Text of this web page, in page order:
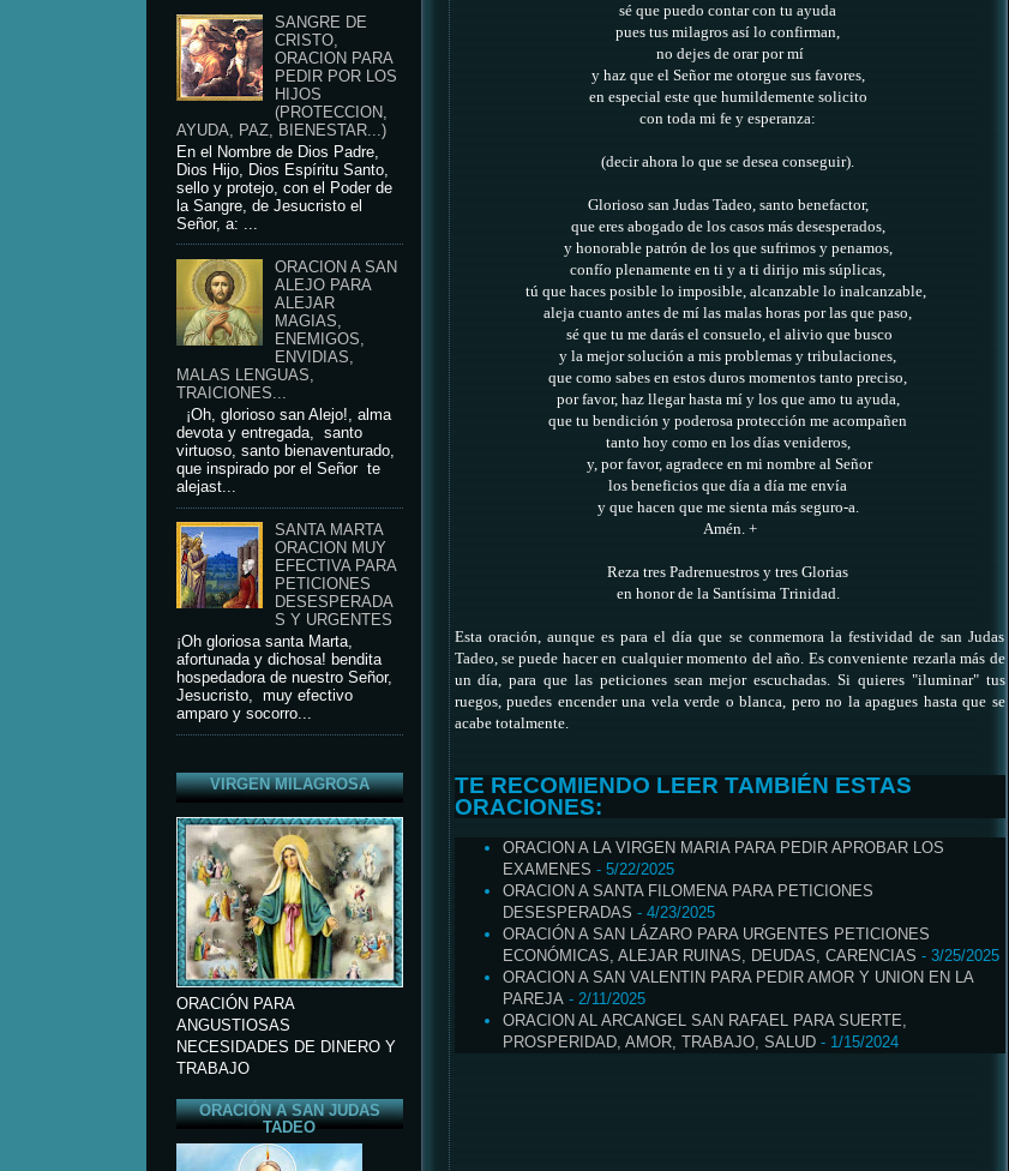
SANGRE DE
CRISTO,
ORACION PARA
PEDIR POR LOS
HIJOS
(PROTECCION,
AYUDA, PAZ, BIENESTAR...)
En el Nombre de Dios Padre,
Dios Hijo, Dios Espíritu Santo,
sello y protejo, con el Poder de
la Sangre, de Jesucristo el
Señor, a: ...
ORACION A SAN
ALEJO PARA
ALEJAR
MAGIAS,
ENEMIGOS,
ENVIDIAS,
MALAS LENGUAS,
TRAICIONES...
¡Oh, glorioso san Alejo!, alma
devota y entregada, santo
virtuoso, santo bienaventurado,
que inspirado por el Señor te
alejast...
SANTA MARTA
ORACION MUY
EFECTIVA PARA
PETICIONES
DESESPERADA
S Y URGENTES
¡Oh gloriosa santa Marta,
afortunada y dichosa! bendita
hospedadora de nuestro Señor,
Jesucristo, muy efectivo
amparo y socorro...
VIRGEN MILAGROSA
ORACIÓN PARA
ANGUSTIOSAS
NECESIDADES DE DINERO Y
TRABAJO
ORACIÓN A SAN JUDAS
TADEO
sé que puedo contar con tu ayuda
pues tus milagros así lo confirman,
no dejes de orar por mí
y haz que el Señor me otorgue sus favores,
en especial este que humildemente solicito
con toda mi fe y esperanza:
(decir ahora lo que se desea conseguir).
Glorioso san Judas Tadeo, santo benefactor,
que eres abogado de los casos más desesperados,
y honorable patrón de los que sufrimos y penamos,
confío plenamente en ti y a ti dirijo mis súplicas,
tú que haces posible lo imposible, alcanzable lo inalcanzable,
aleja cuanto antes de mí las malas horas por las que paso,
sé que tu me darás el consuelo, el alivio que busco
y la mejor solución a mis problemas y tribulaciones,
que como sabes en estos duros momentos tanto preciso,
por favor, haz llegar hasta mí y los que amo tu ayuda,
que tu bendición y poderosa protección me acompañen
tanto hoy como en los días venideros,
y, por favor, agradece en mi nombre al Señor
los beneficios que día a día me envía
y que hacen que me sienta más seguro-a.
Amén. +
Reza tres Padrenuestros y tres Glorias
en honor de la Santísima Trinidad.
Esta oración, aunque es para el día que se conmemora la festividad de san Judas
Tadeo, se puede hacer en cualquier momento del año. Es conveniente rezarla más de
un día, para que las peticiones sean mejor escuchadas. Si quieres "iluminar" tus
ruegos, puedes encender una vela verde o blanca, pero no la apagues hasta que se
acabe totalmente.
TE RECOMIENDO LEER TAMBIÉN ESTAS
ORACIONES:
ORACION A LA VIRGEN MARIA PARA PEDIR APROBAR LOS
EXAMENES - 5/22/2025
ORACION A SANTA FILOMENA PARA PETICIONES
DESESPERADAS - 4/23/2025
ORACIÓN A SAN LÁZARO PARA URGENTES PETICIONES
ECONÓMICAS, ALEJAR RUINAS, DEUDAS, CARENCIAS - 3/25/2025
ORACION A SAN VALENTIN PARA PEDIR AMOR Y UNION EN LA
PAREJA - 2/11/2025
ORACION AL ARCANGEL SAN RAFAEL PARA SUERTE,
PROSPERIDAD, AMOR, TRABAJO, SALUD- 1/15/2024